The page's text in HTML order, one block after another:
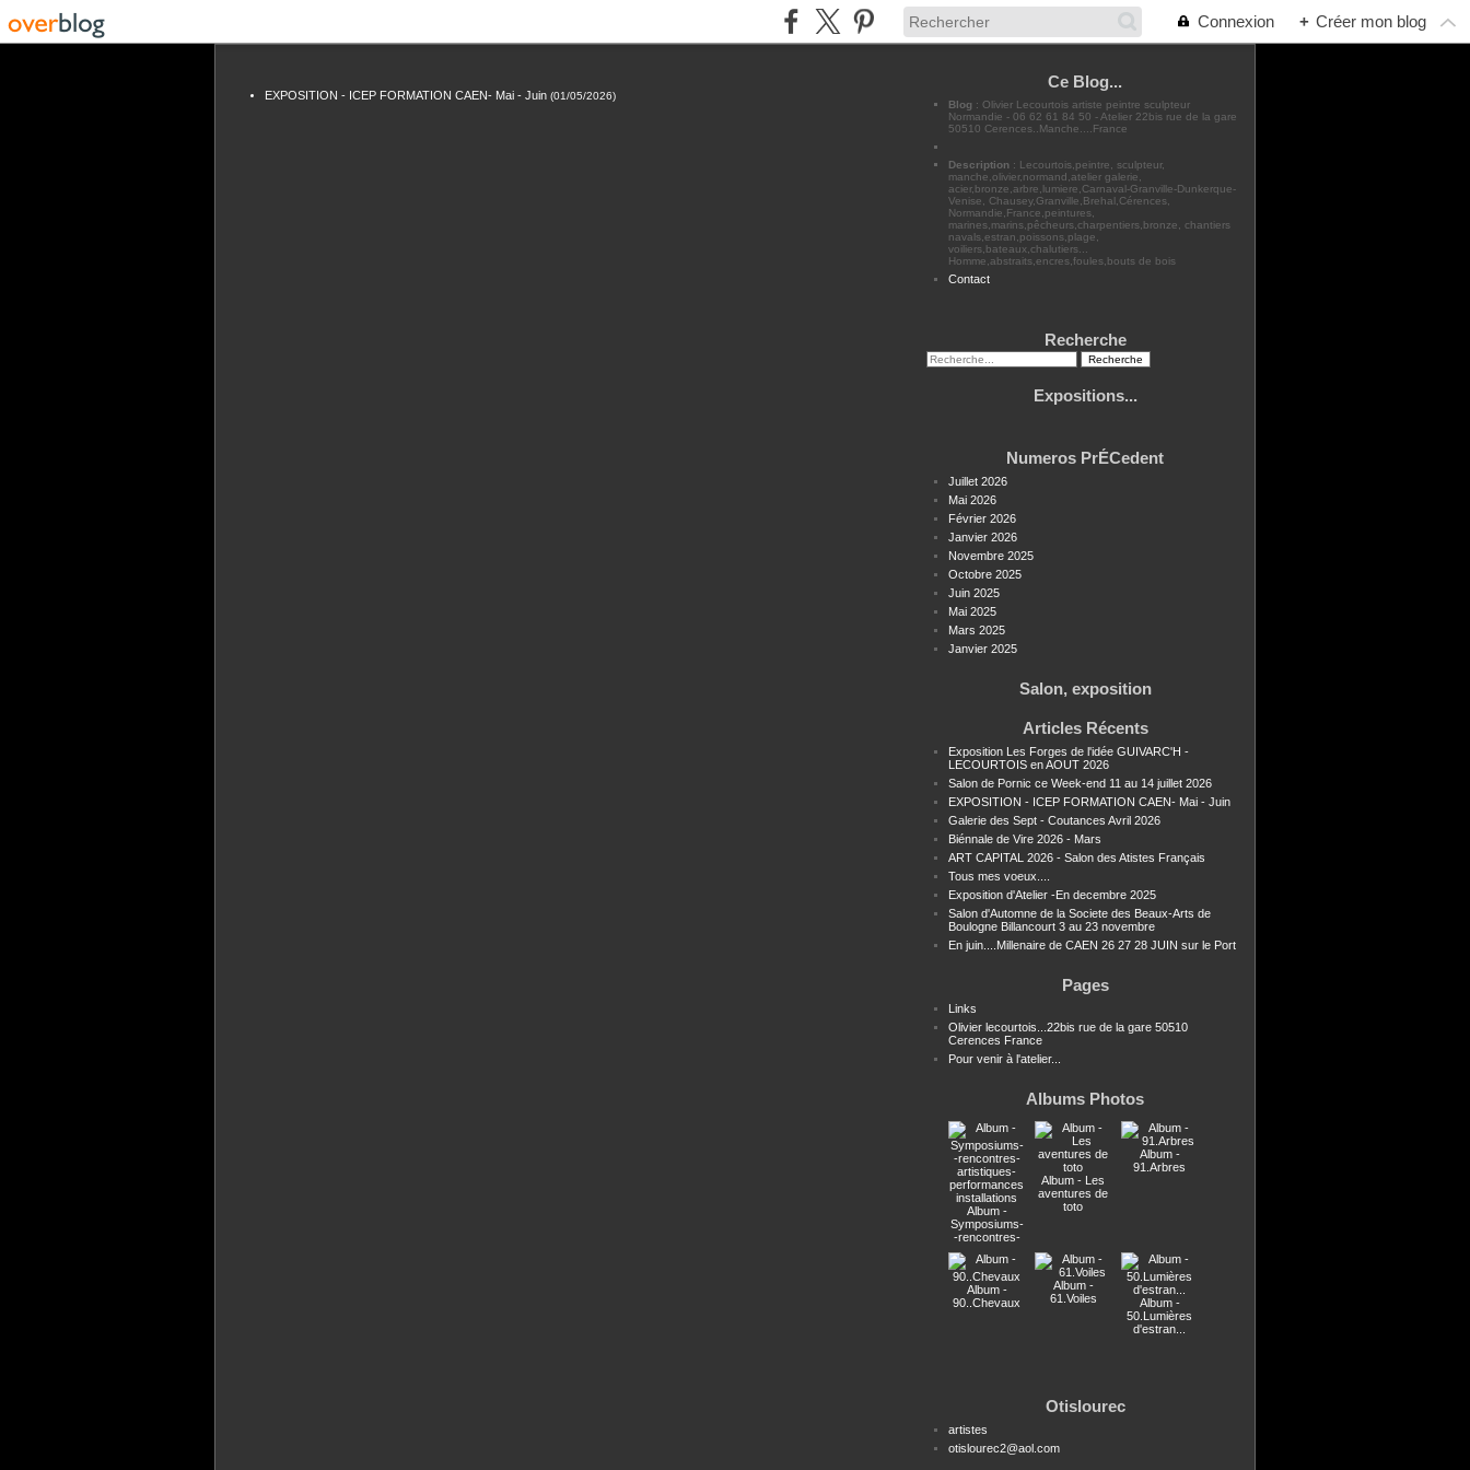
Connexion + Créer mon blog
EXPOSITION - ICEP FORMATION CAEN- Mai - Juin (01/05/2026)
Ce Blog...
Blog : Olivier Lecourtois artiste peintre sculpteur
Normandie - 06 62 61 84 50 - Atelier 22bis rue de la gare
50510 Cerences..Manche....France
Description : Lecourtois,peintre, sculpteur,
manche,olivier,normand,atelier galerie,
acier,bronze,arbre,lumiere,Carnaval-Granville-Dunkerque-
Venise, Chausey,Granville,Brehal,Cérences,
Normandie,France,peintures,
marines,marins,pêcheurs,charpentiers,bronze, chantiers
navals,estran,poissons,plage,
voiliers,bateaux,chalutiers...
Homme,abstraits,encres,foules,bouts de bois
Contact
Recherche
Expositions...
Numeros PrÉCedent
Juillet 2026
Mai 2026
Février 2026
Janvier 2026
Novembre 2025
Octobre 2025
Juin 2025
Mai 2025
Mars 2025
Janvier 2025
Salon, exposition
Articles Récents
Exposition Les Forges de l'idée GUIVARC'H -
LECOURTOIS en AOUT 2026
Salon de Pornic ce Week-end 11 au 14 juillet 2026
EXPOSITION - ICEP FORMATION CAEN- Mai - Juin
Galerie des Sept - Coutances Avril 2026
Biénnale de Vire 2026 - Mars
ART CAPITAL 2026 - Salon des Atistes Français
Tous mes voeux....
Exposition d'Atelier -En decembre 2025
Salon d'Automne de la Societe des Beaux-Arts de
Boulogne Billancourt 3 au 23 novembre
En juin....Millenaire de CAEN 26 27 28 JUIN sur le Port
Pages
Links
Olivier lecourtois...22bis rue de la gare 50510
Cerences France
Pour venir à l'atelier...
Albums Photos
Album -
Symposiums-
-rencontres-
artistiques-
performances
installations
Album - Les
aventures de
toto
Album -
91.Arbres
Album -
90..Chevaux
Album -
61.Voiles
Album -
50.Lumières
d'estran...
Otislourec
artistes
otislourec2@aol.com